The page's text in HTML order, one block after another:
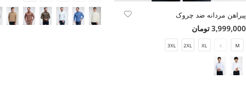
پیراهن مردانه ضد چروک
3,999,000 تومان
M
L
XL
2XL
3XL